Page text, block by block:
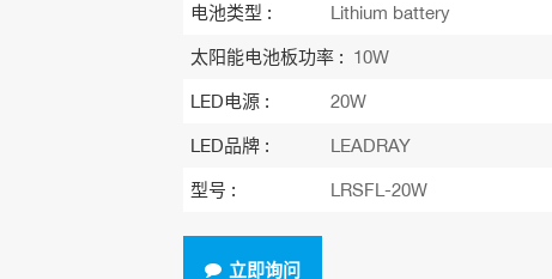
电池类型 :
Lithium battery
太阳能电池板功率 : 10W
LED电源 :
20W
LED品牌 :
LEADRAY
型号 :
LRSFL-20W
立即询问